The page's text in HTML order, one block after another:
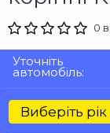
0
Уточніть
автомобіль:
Виберіть рік